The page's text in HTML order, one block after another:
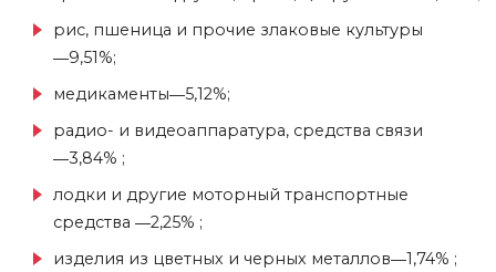
рис, пшеница и прочие злаковые культуры
―9,51%;
медикаменты―5,12%;
радио- и видеоаппаратура, средства связи
―3,84% ;
лодки и другие моторный транспортные
средства ―2,25% ;
изделия из цветных и черных металлов―1,74% ;